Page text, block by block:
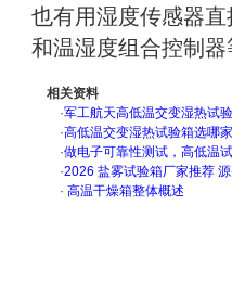
也有用湿度传感器
和温湿度组合控制
相关资料
·军工航天高低温交变湿热试
·高低温交变湿热试验箱选哪
·做电子可靠性测试，高低温
·2026 盐雾试验箱厂家推荐
· 高温干燥箱整体概述